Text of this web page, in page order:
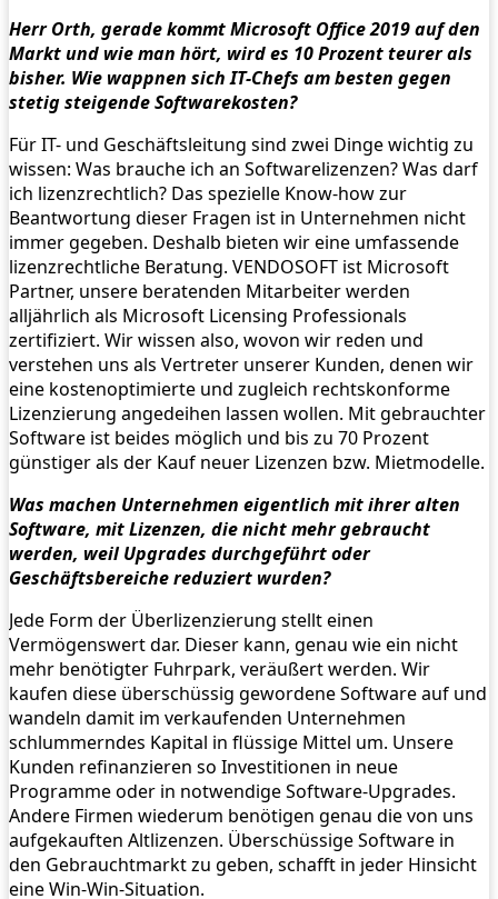
Herr Orth, gerade kommt Microsoft Office 2019 auf den
Markt und wie man hört, wird es 10 Prozent teurer als
bisher. Wie wappnen sich IT-Chefs am besten gegen
stetig steigende Softwarekosten?
Für IT- und Geschäftsleitung sind zwei Dinge wichtig zu
wissen: Was brauche ich an Softwarelizenzen? Was darf
ich lizenzrechtlich? Das spezielle Know-how zur
Beantwortung dieser Fragen ist in Unternehmen nicht
immer gegeben. Deshalb bieten wir eine umfassende
lizenzrechtliche Beratung. VENDOSOFT ist Microsoft
Partner, unsere beratenden Mitarbeiter werden
alljährlich als Microsoft Licensing Professionals
zertifiziert. Wir wissen also, wovon wir reden und
verstehen uns als Vertreter unserer Kunden, denen wir
eine kostenoptimierte und zugleich rechtskonforme
Lizenzierung angedeihen lassen wollen. Mit gebrauchter
Software ist beides möglich und bis zu 70 Prozent
günstiger als der Kauf neuer Lizenzen bzw. Mietmodelle.
Was machen Unternehmen eigentlich mit ihrer alten
Software, mit Lizenzen, die nicht mehr gebraucht
werden, weil Upgrades durchgeführt oder
Geschäftsbereiche reduziert wurden?
Jede Form der Überlizenzierung stellt einen
Vermögenswert dar. Dieser kann, genau wie ein nicht
mehr benötigter Fuhrpark, veräußert werden. Wir
kaufen diese überschüssig gewordene Software auf und
wandeln damit im verkaufenden Unternehmen
schlummerndes Kapital in flüssige Mittel um. Unsere
Kunden refinanzieren so Investitionen in neue
Programme oder in notwendige Software-Upgrades.
Andere Firmen wiederum benötigen genau die von uns
aufgekauften Altlizenzen. Überschüssige Software in
den Gebrauchtmarkt zu geben, schafft in jeder Hinsicht
eine Win-Win-Situation.